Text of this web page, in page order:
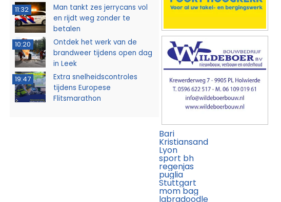
11:32
Man tankt zes jerrycans vol
en rijdt weg zonder te
betalen
10:20
Ontdek het werk van de
brandweer tijdens open dag
in Leek
19:47
Extra snelheidscontroles
tijdens Europese
Flitsmarathon
Bari
Kristiansand
Lyon
sport bh
regenjas
puglia
Stuttgart
mom bag
labradoodle